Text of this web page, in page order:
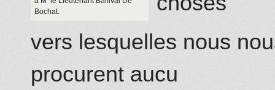
Bochat.
vers lesquelles nous
procurent aucu